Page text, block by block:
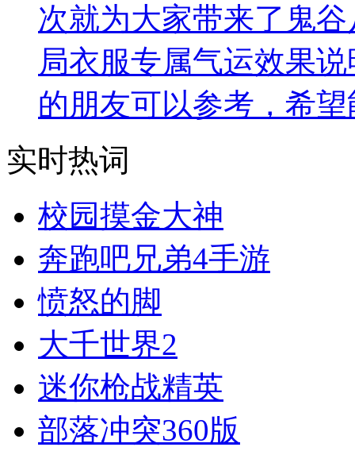
次就为大家带来了鬼
局衣服专属气运效果
的朋友可以参考，希
实时热词
校园摸金大神
奔跑吧兄弟4手游
愤怒的脚
大千世界2
迷你枪战精英
部落冲突360版